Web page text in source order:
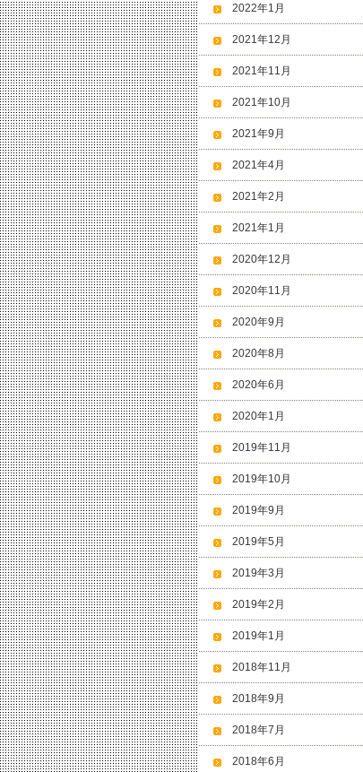
2022年1月
2021年12月
2021年11月
2021年10月
2021年9月
2021年4月
2021年2月
2021年1月
2020年12月
2020年11月
2020年9月
2020年8月
2020年6月
2020年1月
2019年11月
2019年10月
2019年9月
2019年5月
2019年3月
2019年2月
2019年1月
2018年11月
2018年9月
2018年7月
2018年6月